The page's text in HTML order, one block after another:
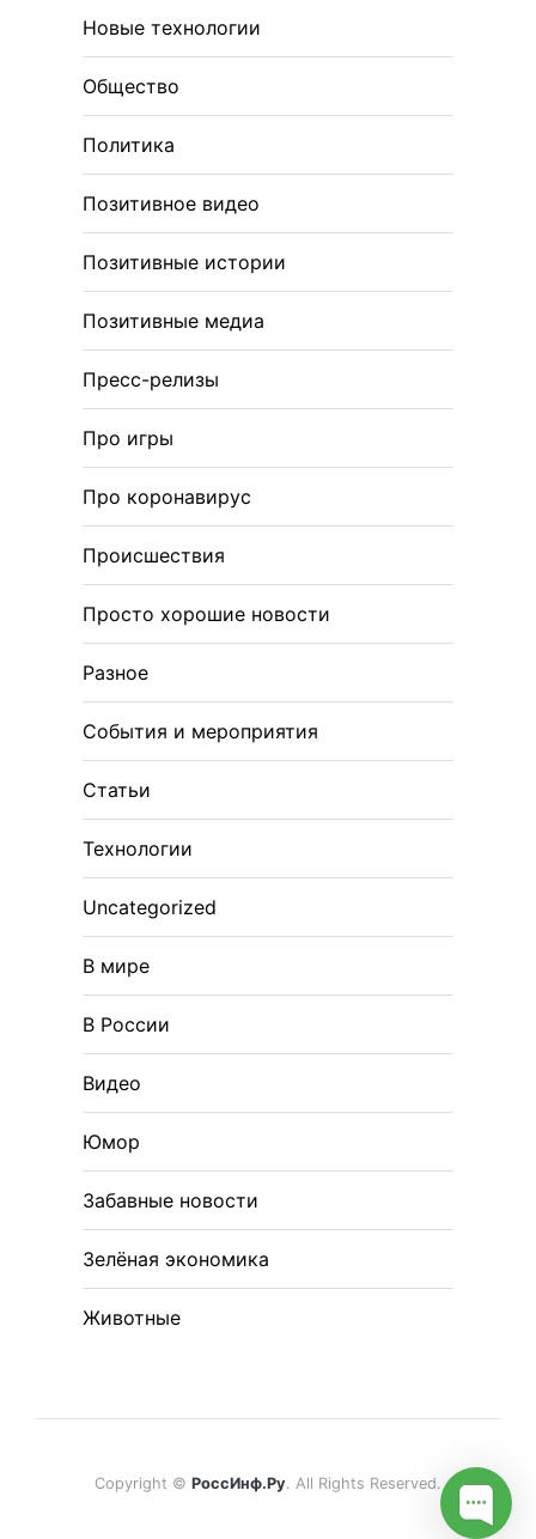
Новые технологии
Общество
Политика
Позитивное видео
Позитивные истории
Позитивные медиа
Пресс-релизы
Про игры
Про коронавирус
Происшествия
Просто хорошие новости
Разное
События и мероприятия
Статьи
Технологии
Uncategorized
В мире
В России
Видео
Юмор
Забавные новости
Зелёная экономика
Животные
Copyright © РоссИнф.Ру. All Rights Reserved.